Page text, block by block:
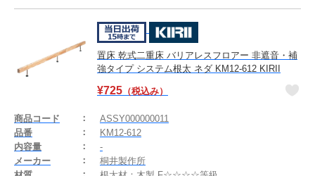
置床 乾式二重床 バリアレスフロアー 非遮音・補
強タイプ システム根太 ネダ KM12-612 KIRII
¥725 （税込み）
商品コード
ASSY000000011
品番
KM12-612
内容量
-
メーカー
桐井製作所